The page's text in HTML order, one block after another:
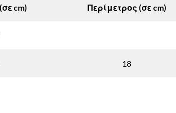
cm) Περίμετρος (σε cm)
18